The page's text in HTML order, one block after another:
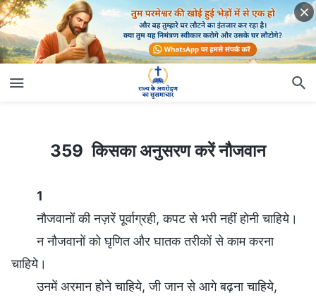
359 किसका अनुसरण करें नौजवान
1
नौजवानों की नज़रें पूर्वाग्रही, कपट से भरी नहीं होनी चाहिये।
न नौजवानों को घृणित और घातक तरीकों से काम करना
चाहिये।
उनमें अरमान होने चाहिये, जी जान से आगे बढ़ना चाहिये,